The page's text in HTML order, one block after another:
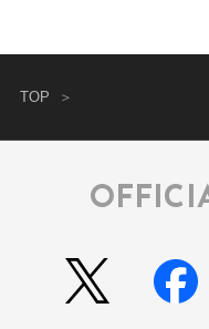
TOP